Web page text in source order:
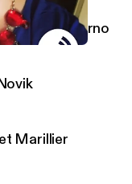
by Hank Green
Inferno
Marillier